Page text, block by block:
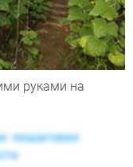
руками на